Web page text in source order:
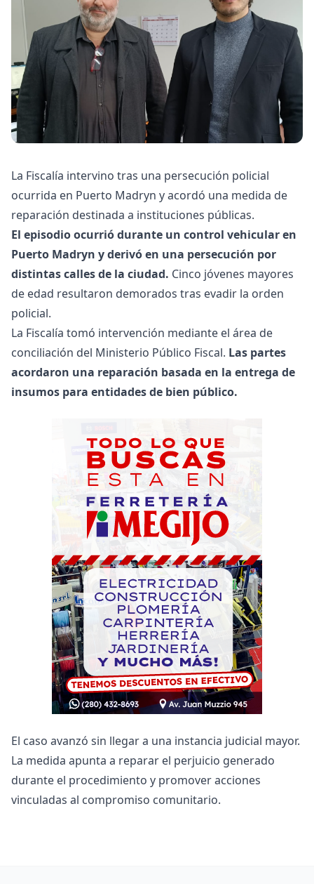
La Fiscalía intervino tras una persecución policial
ocurrida en Puerto Madryn y acordó una medida de
reparación destinada a instituciones públicas.
El episodio ocurrió durante un control vehicular en
Puerto Madryn y derivó en una persecución por
distintas calles de la ciudad. Cinco jóvenes mayores
de edad resultaron demorados tras evadir la orden
policial.
La Fiscalía tomó intervención mediante el área de
conciliación del Ministerio Público Fiscal. Las partes
acordaron una reparación basada en la entrega de
insumos para entidades de bien público.
El caso avanzó sin llegar a una instancia judicial mayor.
La medida apunta a reparar el perjuicio generado
durante el procedimiento y promover acciones
vinculadas al compromiso comunitario.